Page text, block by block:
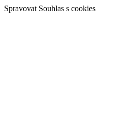
Spravovat Souhlas s cookies